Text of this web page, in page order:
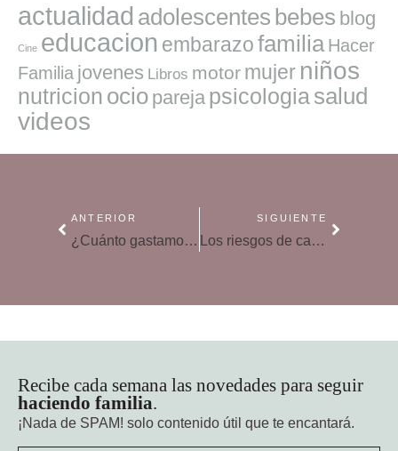
actualidad adolescentes bebes blog
Cine educacion embarazofamilia Hacer
Familia jovenes Libros motor mujer niños
nutricion ocio pareja psicologia salud
videos
ANTERIOR
¿Cuánto gastamos en el primer año de un bebé?
SIGUIENTE
Los riesgos de calmar el dolor de encías con mordedores que vibran
Recibe cada semana las novedades para seguir
haciendo familia
¡Nada de SPAM! solo contenido útil que te encantará.